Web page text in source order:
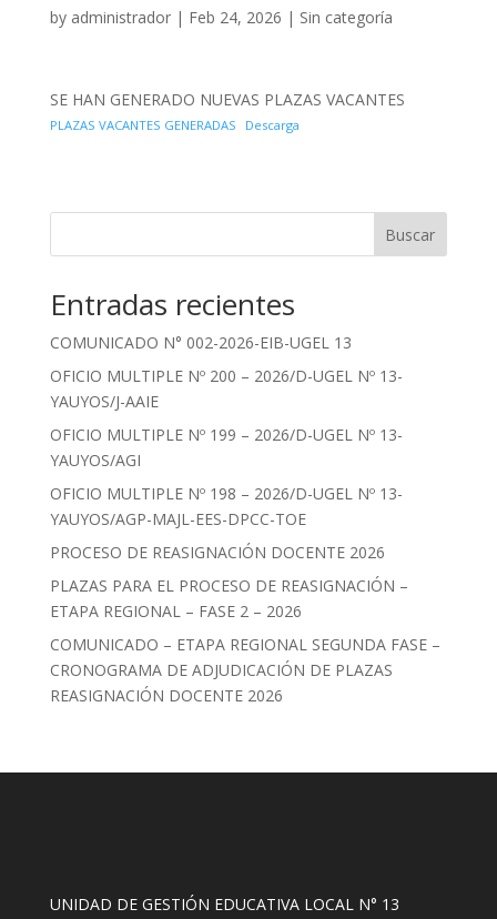
by administrador| Feb 24, 2026 | Sin categoría
SE HAN GENERADO NUEVAS PLAZAS VACANTES
PLAZAS VACANTES GENERADAS Descarga
Buscar
Entradas recientes
COMUNICADO N° 002-2026-EIB-UGEL 13
OFICIO MULTIPLE Nº 200 – 2026/D-UGEL Nº 13-
YAUYOS/J-AAIE
OFICIO MULTIPLE Nº 199 – 2026/D-UGEL Nº 13-
YAUYOS/AGI
OFICIO MULTIPLE Nº 198 – 2026/D-UGEL Nº 13-
YAUYOS/AGP-MAJL-EES-DPCC-TOE
PROCESO DE REASIGNACIÓN DOCENTE 2026
PLAZAS PARA EL PROCESO DE REASIGNACIÓN –
ETAPA REGIONAL – FASE 2 – 2026
COMUNICADO – ETAPA REGIONAL SEGUNDA FASE –
CRONOGRAMA DE ADJUDICACIÓN DE PLAZAS
REASIGNACIÓN DOCENTE 2026
UNIDAD DE GESTIÓN EDUCATIVA LOCAL N° 13